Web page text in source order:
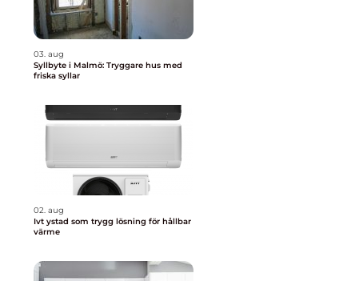
03. aug
Syllbyte i Malmö: Tryggare hus med
friska syllar
02. aug
Ivt ystad som trygg lösning för hållbar
värme